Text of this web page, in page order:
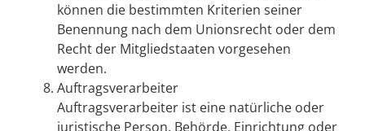
können die bestimmten Kriterien seiner
Benennung nach dem Unionsrecht oder dem
Recht der Mitgliedstaaten vorgesehen
werden.
Auftragsverarbeiter
Auftragsverarbeiter ist eine natürliche oder
juristische Person, Behörde, Einrichtung oder